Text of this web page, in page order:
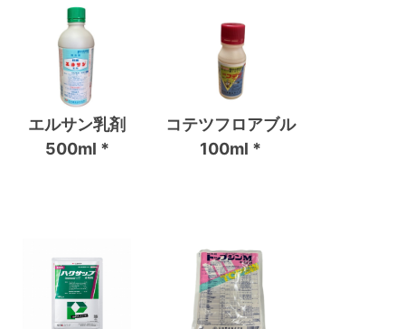
エルサン乳剤
500ml *
コテツフロアブル
100ml *